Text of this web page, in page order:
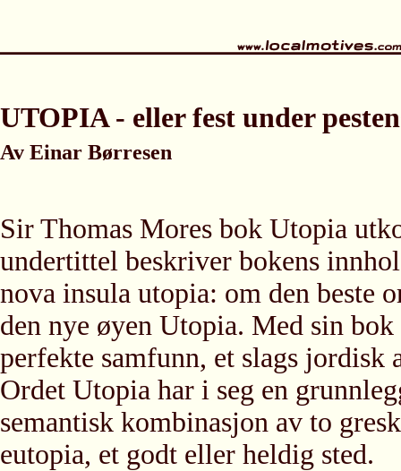
UTOPIA - eller fest under
Av Einar Børresen
Sir Thomas Mores bok Utopia
undertittel beskriver bokens
nova insula utopia: om den beste
den nye øyen Utopia. Med sin
perfekte samfunn, et slags
Ordet Utopia har i seg en
semantisk kombinasjon av to
eutopia, et godt eller heldig sted.